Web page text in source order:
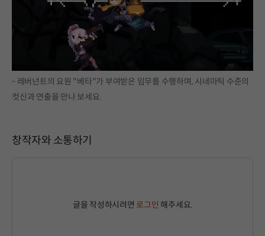
- 레버넌트의 요원 "베타"가 부여받은 임무를 수행하며, 시네마틱 수준의
컷신과 연출을 만나 보세요.
창작자와 소통하기
글을 작성하시려면 로그인 해주세요.